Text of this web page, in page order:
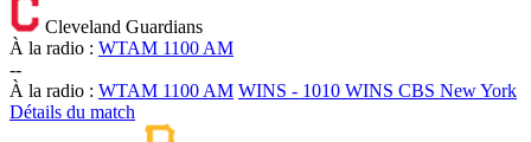
Cleveland Guardians
À la radio : WTAM 1100 AM
--
À la radio : WTAM 1100 AM WINS - 1010 WINS CBS New York
Détails du match